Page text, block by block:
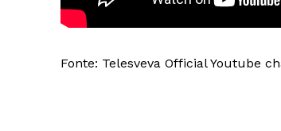
Fonte: Telesveva Official Youtube